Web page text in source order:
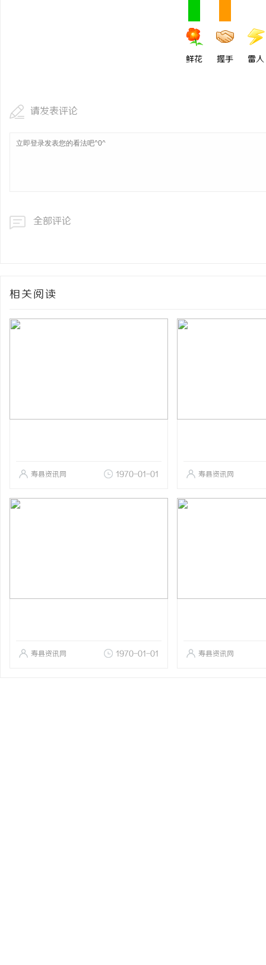
鲜花 握手 雷人
请发表评论
全部评论
相关阅读
寿县资讯网 1970-01-01 寿县资讯网
寿县资讯网 1970-01-01 寿县资讯网